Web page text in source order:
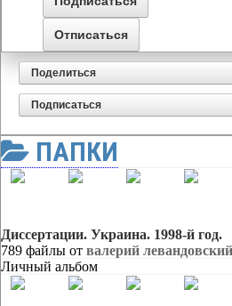
Поделиться
Подписаться
ПАПКИ
Диссертации. Украина. 1998-й год.
789 файлы от валерий левандовский
Личный альбом